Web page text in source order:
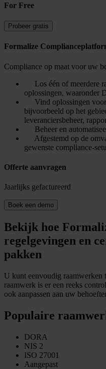
For Free
Probeer gratis
Formalize
Compliance op maat voor uw
Los één of meerdere
oplossingen, waaronder
Vind oplossingen
bijvoorbeeld op het
leveranciersbeheer,
Beheer en
Afgestemd op de
gewenste compliance-
Offerte aanvragen
Jaarlijks gefactureerd
Boek een demo
Bekijk hoe
regelgevingen en
pakken
U kunt eenvoudig raamwerken
raamwerk is er een reeks
ook aanpassen aan uw
Populaire
DORA
NIS 2
ISO 27001
Aangepast